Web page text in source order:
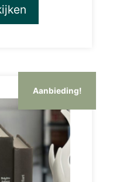
Aanbieding!